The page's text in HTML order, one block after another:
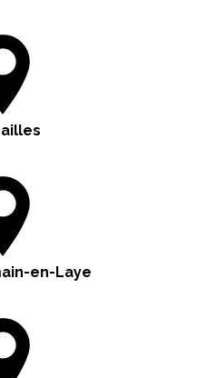
en-Laye